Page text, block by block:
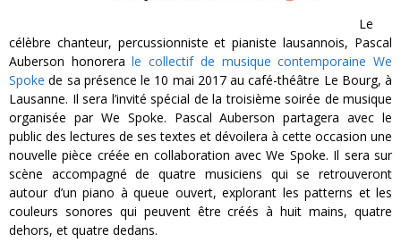
Le
célèbre chanteur, percussionniste et pianiste lausannois, Pascal
Auberson honorerale collectif de musique contemporaine We
Spoke de sa présence le 10 mai 2017 au café-théâtre Le Bourg, à
Lausanne. Il sera l’invité spécial de la troisième soirée de musique
organisée par We Spoke. Pascal Auberson partagera avec le
public des lectures de ses textes et dévoilera à cette occasion une
nouvelle pièce créée en collaboration avec We Spoke. Il sera sur
scène accompagné de quatre musiciens qui se retrouveront
autour d’un piano à queue ouvert, explorant les patterns et les
couleurs sonores qui peuvent être créés à huit mains, quatre
dehors, et quatre dedans.